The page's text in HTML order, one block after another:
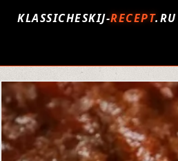
KLASSICHESKIJ-RECEPT.RU